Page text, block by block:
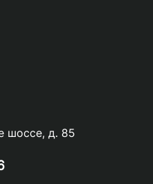
шоссе, д. 85